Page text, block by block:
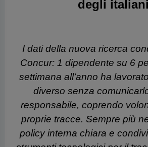
diverso senza
policy interna chiara e
strumenti tecnologici per il
spese.
Milano, 7 novembre 2023- Sempre
dedicato policy specifiche per
frontiere del cosiddetto "Work from